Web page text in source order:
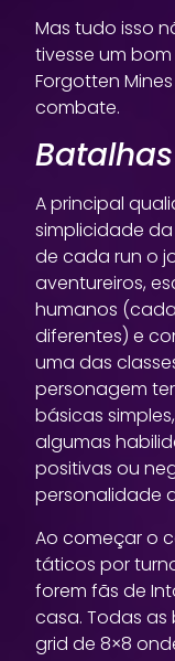
Mas tudo isso
tivesse um
Forgotten Mines
combate.
A principal
simplicidade
de cada run o
aventureiros,
humanos
diferentes) e
uma das
personagem
básicas
algumas
positivas ou
personalidade
Ao começar o
táticos por
forem fãs de
casa. Todas
grid de 8×8